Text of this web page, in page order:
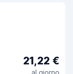
21,22 €
al giorno